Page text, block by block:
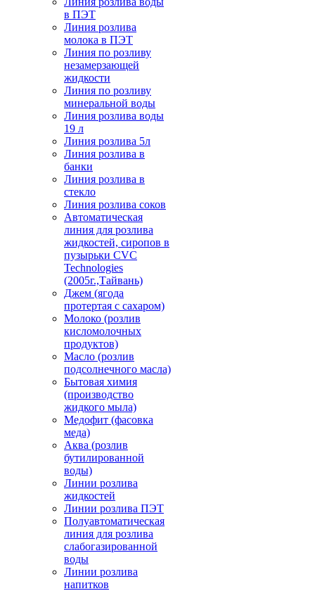
в ПЭТ
Линия розлива
молока в ПЭТ
Линия по розливу
незамерзающей
жидкости
Линия по розливу
минеральной воды
Линия розлива воды
19 л
Линия розлива 5л
Линия розлива в
банки
Линия розлива в
стекло
Линия розлива соков
Автоматическая
линия для розлива
жидкостей, сиропов в
пузырьки CVC
Technologies
(2005г.,Тайвань)
Джем (ягода
протертая с сахаром)
Молоко (розлив
кисломолочных
продуктов)
Масло (розлив
подсолнечного масла)
Бытовая химия
(производство
жидкого мыла)
Медофит (фасовка
меда)
Аква (розлив
бутилированной
воды)
Линии розлива
жидкостей
Линии розлива ПЭТ
Полуавтоматическая
линия для розлива
слабогазированной
воды
Линии розлива
напитков